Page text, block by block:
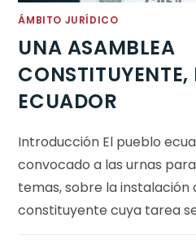
ÁMBITO JURÍDICO
UNA ASAMBLEA
CONSTITUYENTE,
ECUADOR
Introducción El pueblo
convocado a las urnas
temas, sobre la instalación
constituyente cuya tarea